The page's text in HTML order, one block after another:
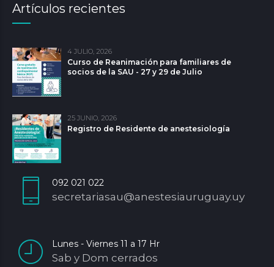
Artículos recientes
4 JULIO, 2026
Curso de Reanimación para familiares de
socios de la SAU - 27 y 29 de Julio
25 JUNIO, 2026
Registro de Residente de anestesiología
092 021 022
secretariasau@anestesiauruguay.uy
Lunes - Viernes 11 a 17 Hr
Sab y Dom cerrados